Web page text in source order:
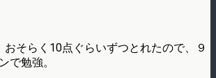
らく10点ぐらいずつとれたので、９
で勉強。